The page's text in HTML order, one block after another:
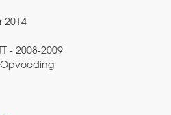
2014
- 2008-2009